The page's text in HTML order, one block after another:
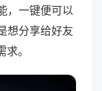
，一键便可以
想分享给好友
。